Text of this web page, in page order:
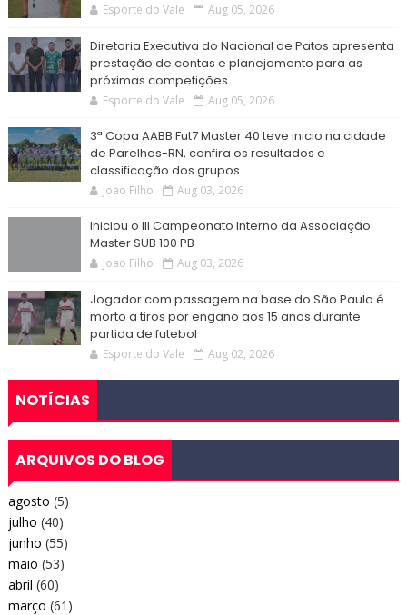
Esporte do Vale Aug 05, 2026
Diretoria Executiva do Nacional de Patos apresenta
prestação de contas e planejamento para as
próximas competições
Esporte do Vale Aug 05, 2026
3ª Copa AABB Fut7 Master 40 teve inicio na cidade
de Parelhas-RN, confira os resultados e
classificação dos grupos
Joao Filho Aug 03, 2026
Iniciou o III Campeonato Interno da Associação
Master SUB 100 PB
Joao Filho Aug 03, 2026
Jogador com passagem na base do São Paulo é
morto a tiros por engano aos 15 anos durante
partida de futebol
Esporte do Vale Aug 02, 2026
NOTÍCIAS
ARQUIVOS DO BLOG
agosto (5)
julho (40)
junho (55)
maio (53)
abril (60)
março (61)